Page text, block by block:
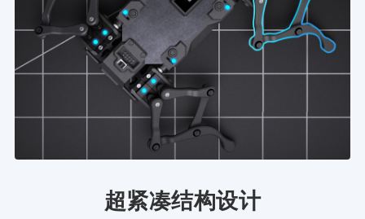
超紧凑结构设计